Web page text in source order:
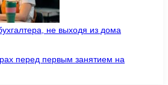
не выходя из дома
перед первым занятием на